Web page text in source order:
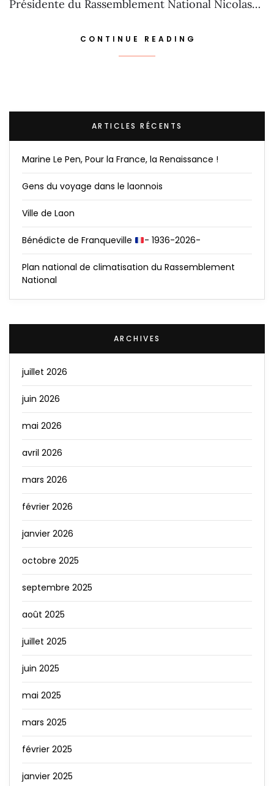
Présidente du Rassemblement National Nicolas…
CONTINUE READING
ARTICLES RÉCENTS
Marine Le Pen, Pour la France, la Renaissance !
Gens du voyage dans le laonnois
Ville de Laon
Bénédicte de Franqueville - 1936-2026-
Plan national de climatisation du Rassemblement
National
ARCHIVES
juillet 2026
juin 2026
mai 2026
avril 2026
mars 2026
février 2026
janvier 2026
octobre 2025
septembre 2025
août 2025
juillet 2025
juin 2025
mai 2025
mars 2025
février 2025
janvier 2025